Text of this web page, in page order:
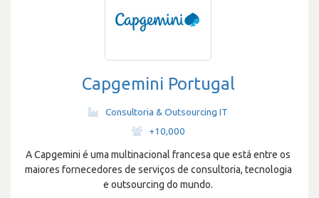
Capgemini Portugal
Consultoria & Outsourcing IT
+10,000
A Capgemini é uma multinacional francesa que está entre os
maiores fornecedores de serviços de consultoria, tecnologia
e outsourcing do mundo.